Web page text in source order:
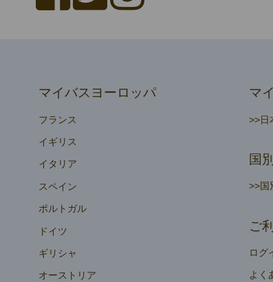
マイバスヨーロッパ
フランス
イギリス
イタリア
スペイン
ポルトガル
ドイツ
ギリシャ
オーストリア
マ
>>日
国
>>国
ご
ログ
よく